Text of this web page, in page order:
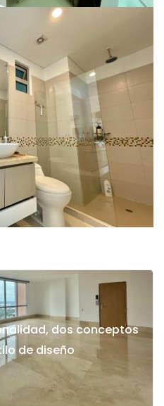
dos conceptos
de diseño